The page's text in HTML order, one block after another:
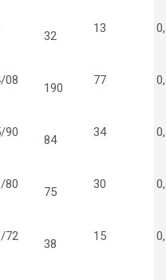
32
13
08
190
77
90
84
34
80
75
30
72
38
15